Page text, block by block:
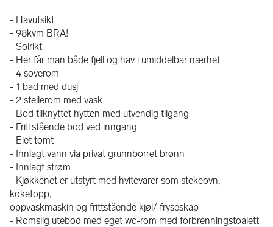
- Havutsikt
- 98kvm BRA!
- Solrikt
- Her får man både fjell og hav i umiddelbar nærhet
- 4 soverom
- 1 bad med dusj
- 2 stellerom med vask
- Bod tilknyttet hytten med utvendig tilgang
- Frittstående bod ved inngang
- Eiet tomt
- Innlagt vann via privat grunnborret brønn
- Innlagt strøm
- Kjøkkenet er utstyrt med hvitevarer som stekeovn,
koketopp,
oppvaskmaskin og frittstående kjøl/ fryseskap
- Romslig utebod med eget wc-rom med forbrenningstoalett